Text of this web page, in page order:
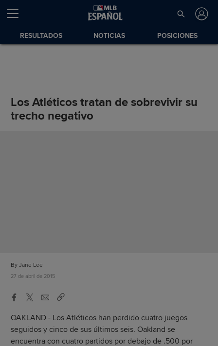
RESULTADOS NOTICIAS POSICIONES
Los Atléticos tratan de sobrevivir su
trecho negativo
By Jane Lee
27 de abril de 2015
OAKLAND - Los Atléticos han perdido cuatro juegos
seguidos y cinco de sus últimos seis. Oakland se
encuentra con cuatro partidos por debajo de .500 por